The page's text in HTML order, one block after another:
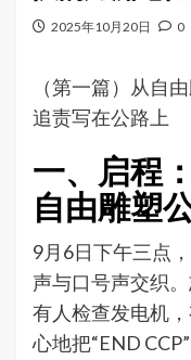
2025年10月20日 0
（第一篇）从自
追责写在公路上
一、启程
自由雕塑
9月6日下午三点
声与口号声交织
有人检查发电机
心地把“END